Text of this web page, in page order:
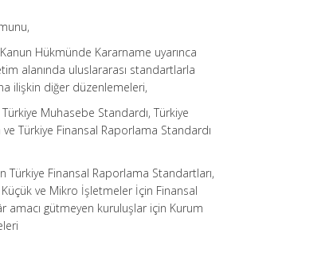
Hükmünde Kararname uyarınca
alanında uluslararası standartlarla
ilişkin diğer düzenlemeleri,
Muhasebe Standardı, Türkiye
Türkiye Finansal Raporlama Standardı
Türkiye Finansal Raporlama Standartları,
ve Mikro İşletmeler İçin Finansal
amacı gütmeyen kuruluşlar için Kurum